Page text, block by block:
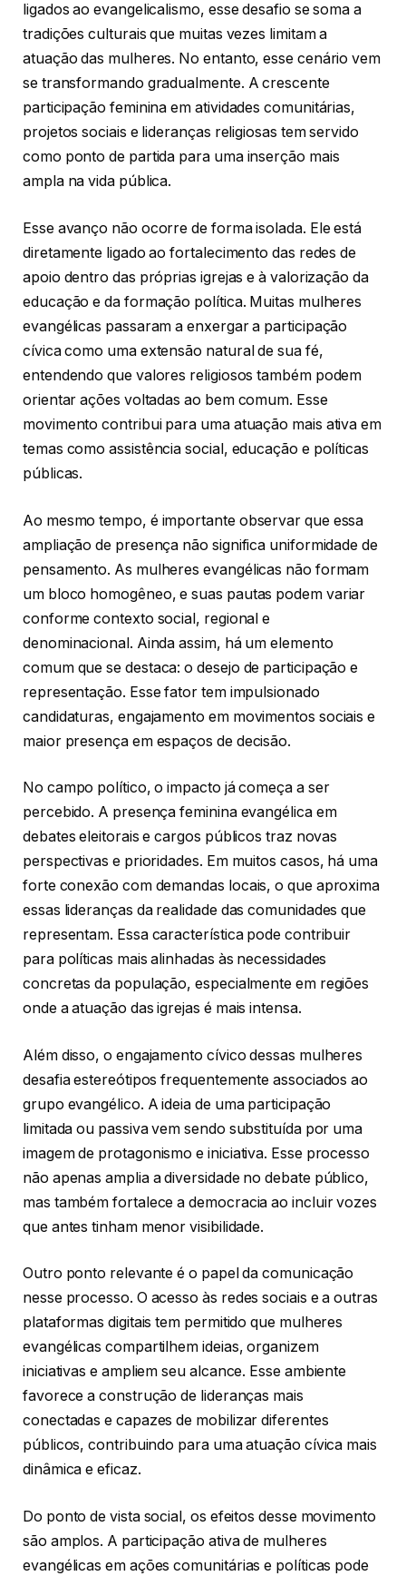
ligados ao evangelicalismo, esse desafio se soma a
tradições culturais que muitas vezes limitam a
atuação das mulheres. No entanto, esse cenário vem
se transformando gradualmente. A crescente
participação feminina em atividades comunitárias,
projetos sociais e lideranças religiosas tem servido
como ponto de partida para uma inserção mais
ampla na vida pública.
Esse avanço não ocorre de forma isolada. Ele está
diretamente ligado ao fortalecimento das redes de
apoio dentro das próprias igrejas e à valorização da
educação e da formação política. Muitas mulheres
evangélicas passaram a enxergar a participação
cívica como uma extensão natural de sua fé,
entendendo que valores religiosos também podem
orientar ações voltadas ao bem comum. Esse
movimento contribui para uma atuação mais ativa em
temas como assistência social, educação e políticas
públicas.
Ao mesmo tempo, é importante observar que essa
ampliação de presença não significa uniformidade de
pensamento. As mulheres evangélicas não formam
um bloco homogêneo, e suas pautas podem variar
conforme contexto social, regional e
denominacional. Ainda assim, há um elemento
comum que se destaca: o desejo de participação e
representação. Esse fator tem impulsionado
candidaturas, engajamento em movimentos sociais e
maior presença em espaços de decisão.
No campo político, o impacto já começa a ser
percebido. A presença feminina evangélica em
debates eleitorais e cargos públicos traz novas
perspectivas e prioridades. Em muitos casos, há uma
forte conexão com demandas locais, o que aproxima
essas lideranças da realidade das comunidades que
representam. Essa característica pode contribuir
para políticas mais alinhadas às necessidades
concretas da população, especialmente em regiões
onde a atuação das igrejas é mais intensa.
Além disso, o engajamento cívico dessas mulheres
desafia estereótipos frequentemente associados ao
grupo evangélico. A ideia de uma participação
limitada ou passiva vem sendo substituída por uma
imagem de protagonismo e iniciativa. Esse processo
não apenas amplia a diversidade no debate público,
mas também fortalece a democracia ao incluir vozes
que antes tinham menor visibilidade.
Outro ponto relevante é o papel da comunicação
nesse processo. O acesso às redes sociais e a outras
plataformas digitais tem permitido que mulheres
evangélicas compartilhem ideias, organizem
iniciativas e ampliem seu alcance. Esse ambiente
favorece a construção de lideranças mais
conectadas e capazes de mobilizar diferentes
públicos, contribuindo para uma atuação cívica mais
dinâmica e eficaz.
Do ponto de vista social, os efeitos desse movimento
são amplos. A participação ativa de mulheres
evangélicas em ações comunitárias e políticas pode